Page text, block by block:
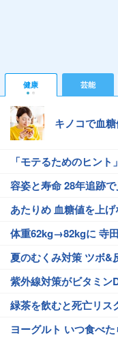
健康 芸能
キノコで血
「モテるためのヒント
容姿と寿命 28年追跡
あたりめ 血糖値を上
体重62kg→82kgに 寺
夏のむくみ対策 ツボ&
紫外線対策がビタミン
緑茶を飲むと死亡リス
ヨーグルト いつ食べ